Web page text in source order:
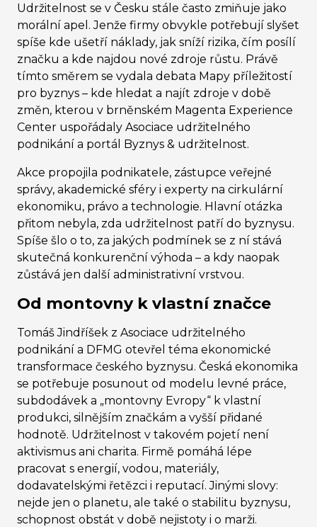
Udržitelnost se v Česku stále často zmiňuje jako
morální apel. Jenže firmy obvykle potřebují slyšet
spíše kde ušetří náklady, jak sníží rizika, čím posílí
značku a kde najdou nové zdroje růstu. Právě
tímto směrem se vydala debata Mapy příležitostí
pro byznys – kde hledat a najít zdroje v době
změn, kterou v brněnském Magenta Experience
Center uspořádaly Asociace udržitelného
podnikání a portál Byznys & udržitelnost.
Akce propojila podnikatele, zástupce veřejné
správy, akademické sféry i experty na cirkulární
ekonomiku, právo a technologie. Hlavní otázka
přitom nebyla, zda udržitelnost patří do byznysu.
Spíše šlo o to, za jakých podmínek se z ní stává
skutečná konkurenční výhoda – a kdy naopak
zůstává jen další administrativní vrstvou.
Od montovny k vlastní značce
Tomáš Jindříšek z Asociace udržitelného
podnikání a DFMG otevřel téma ekonomické
transformace českého byznysu. Česká ekonomika
se potřebuje posunout od modelu levné práce,
subdodávek a „montovny Evropy“ k vlastní
produkci, silnějším značkám a vyšší přidané
hodnotě. Udržitelnost v takovém pojetí není
aktivismus ani charita. Firmě pomáhá lépe
pracovat s energií, vodou, materiály,
dodavatelskými řetězci i reputací. Jinými slovy:
nejde jen o planetu, ale také o stabilitu byznysu,
schopnost obstát v době nejistoty i o marži.